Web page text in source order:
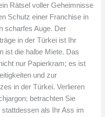
Rätsel voller Geheimnisse
Schutz einer Franchise in
scharfes Auge. Der
in der Türkei ist Ihr
ist die halbe Miete. Das
nur Papierkram; es ist
und zur
in der Türkei. Verlieren
betrachten Sie
als Ihr Ass im